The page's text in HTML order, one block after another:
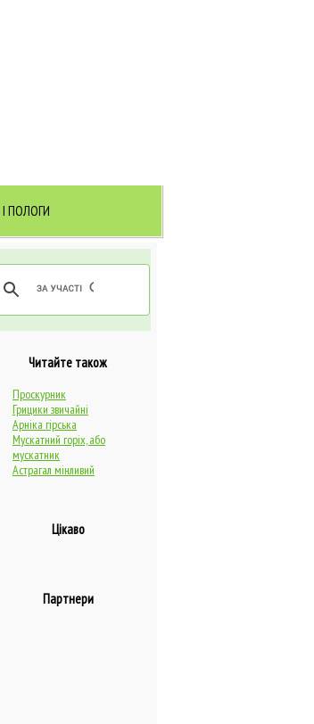
І ПОЛОГИ
Читайте також
Проскурник
Грицики звичайні
Арніка гірська
Мускатний горіх, або
мускатник
Астрагал мінливий
Цікаво
Партнери